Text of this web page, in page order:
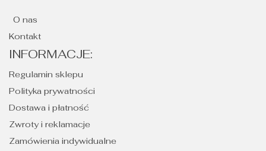
O nas
Kontakt
INFORMACJE:
Regulamin sklepu
Polityka prywatności
Dostawa i płatność
Zwroty i reklamacje
Zamówienia indywidualne